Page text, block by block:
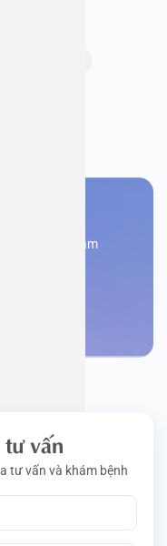
tư vấn và khám
vấn
tư vấn và khám bệnh